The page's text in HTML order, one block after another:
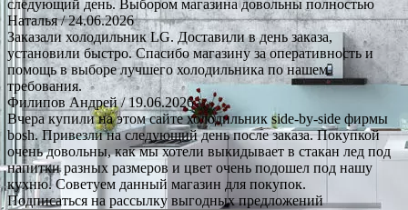
следующий день. Выбором магазина довольны полностью
Наталья/ 24.06.2026
Заказали холодильник LG. Доставили в день заказа,
установили быстро. Спасибо магазину за оперативность и
помощь в выборе лучшего холодильника по нашем
требования.
Филипов Андрей/ 19.06.2026
Вчера купили на этом сайте холодильник side-by-side фирмы
bosh. Привезли на следующий день после заказа. Покупкой
очень довольны, как мы хотели выкидывает в стакан лед под
напитки разных размеров и цвет очень подошел под нашу
кухню. Советуем данный магазин для покупок.
Подписаться на рассылку выгодных предложений